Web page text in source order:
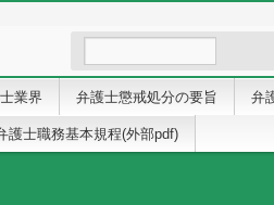
業界 弁護士懲戒処分の要旨 弁
護士職務基本規程(外部pdf)